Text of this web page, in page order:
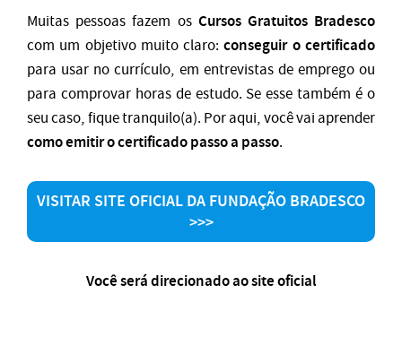
Muitas pessoas fazem os Cursos Gratuitos Bradesco
com um objetivo muito claro:conseguir o certificado
para usar no currículo, em entrevistas de emprego ou
para comprovar horas de estudo. Se esse também é o
seu caso, fique tranquilo(a). Por aqui, você vai aprender
como emitir o certificado passo a passo.
VISITAR SITE OFICIAL DA FUNDAÇÃO BRADESCO
>>>
Você será direcionado ao site oficial